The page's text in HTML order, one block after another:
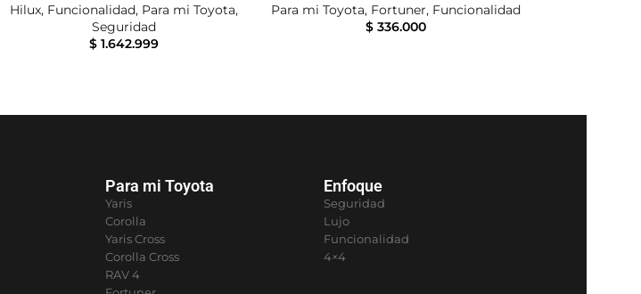
Hilux, Funcionalidad, Para mi Toyota,
Seguridad
$1.642.999
Para mi Toyota, Fortuner, Funcionalidad
$ 336.000
Para mi Toyota
Yaris
Corolla
Yaris Cross
Corolla Cross
RAV 4
Enfoque
Seguridad
Lujo
Funcionalidad
4×4